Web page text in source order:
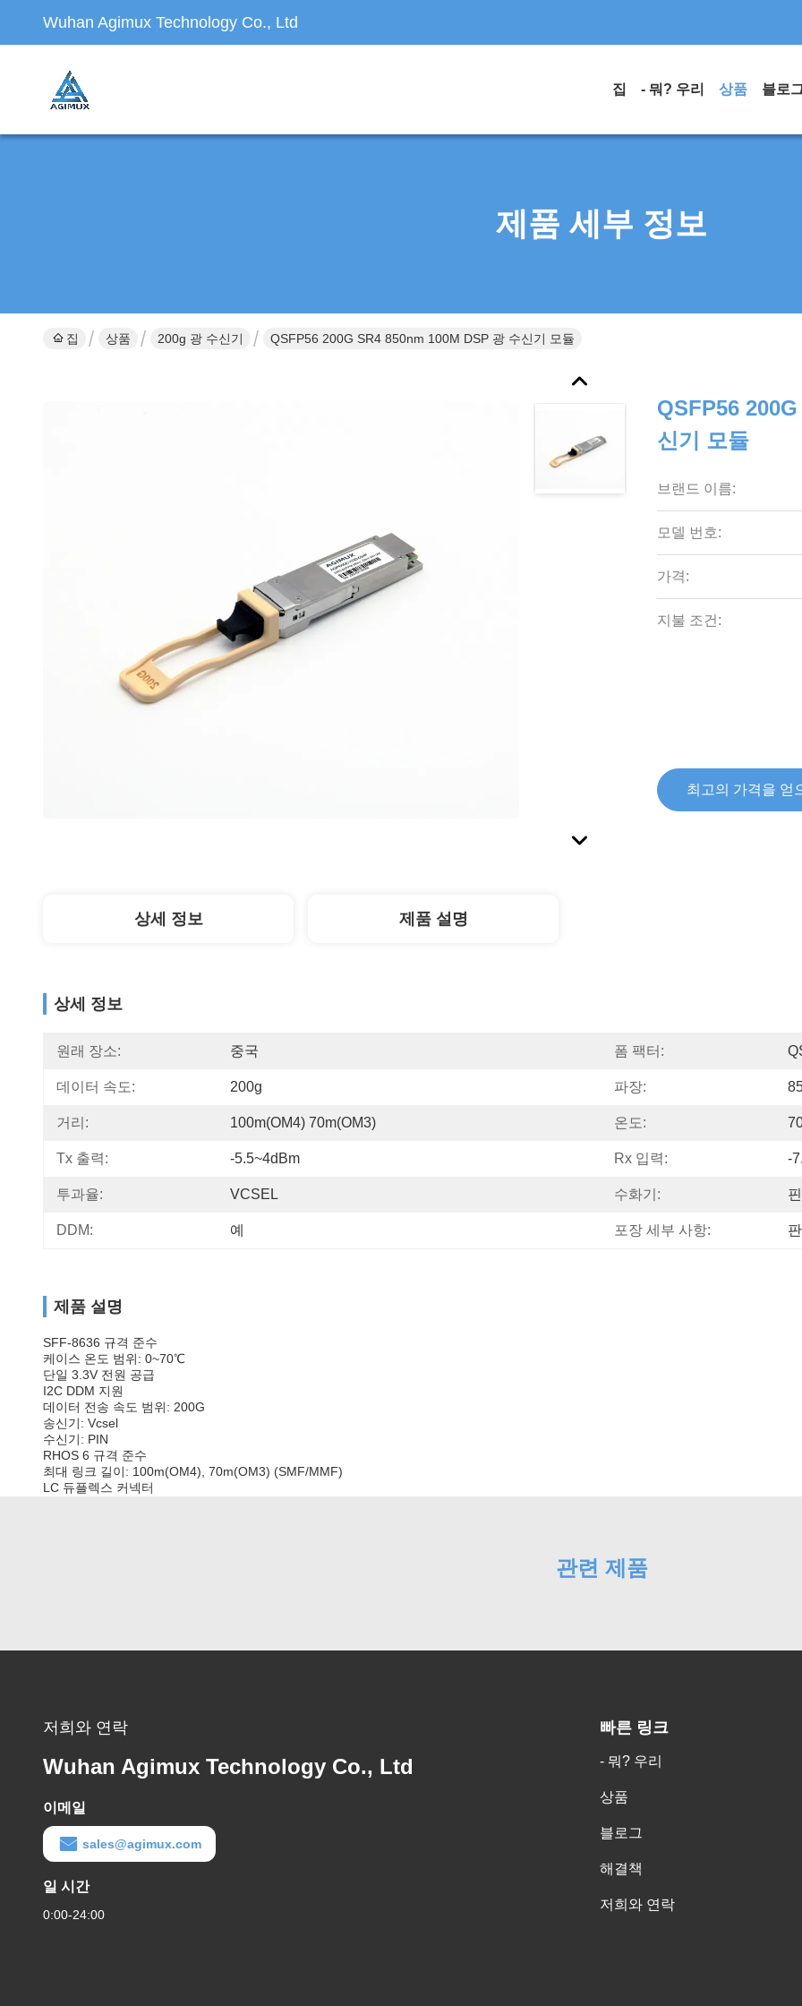
Wuhan Agimux Technology Co., Ltd
집 - 뭐? 우리 상품 블로
제품 세부 정보
집 상품 200g 광 수신기 QSFP56 200G SR4 850nm 100M DSP 광 수신기 모듈
QSFP56
신기 모듈
브랜드 이름:
모델 번호:
가격:
지불 조건:
최고의 가격을 얻
상세 정보 제품 설명
상세 정보
원래 장소: 중국 폼 팩터:
데이터 속도: 200g 파장:
거리: 100m(OM4) 70m(OM3) 온도:
Tx 출력: -5.5~4dBm Rx 입력: -
투과율: VCSEL 수화기: 핀
DDM: 예 포장 세부 사항:
제품 설명
SFF-8636 규격 준수
케이스 온도 범위: 0~70℃
단일 3.3V 전원 공급
I2C DDM 지원
데이터 전송 속도 범위: 200G
송신기: Vcsel
수신기: PIN
RHOS 6 규격 준수
최대 링크 길이: 100m(OM4), 70m(OM3) (SMF/MMF)
LC 듀플렉스 커넥터
관련 제품
저희와 연락
Wuhan Agimux Technology Co., Ltd
이메일
sales@agimux.com
일 시간
0:00-24:00
빠른 링크
- 뭐? 우리
상품
블로그
해결책
저희와 연락